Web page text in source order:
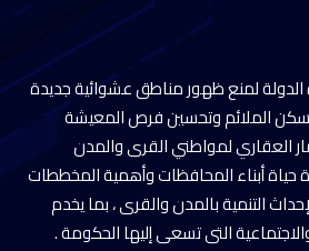
لمنع ظهور مناطق عشوائية جديدة
الملائم وتحسين فرص المعيشة
العقاري لمواطني القرى والمدن
حياة أبناء المحافظات وأهمية المخططات
التنمية بالمدن والقرى ، بما يخدم
التى تسعى إليها الحكومة .